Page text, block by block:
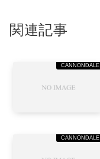
関連記事
CANNONDALE
CANNONDALE